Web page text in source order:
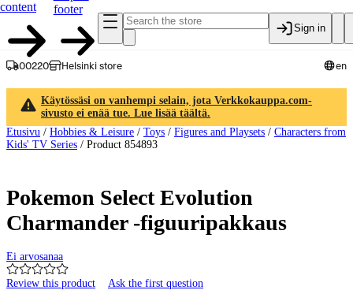
content
footer
Sign in
00220 Helsinki store en
Käytössäsi on vanhempi selain, jota Verkkokauppa.com-
sivusto ei enää tue. Lue lisää täältä.
Etusivu / Hobbies & Leisure / Toys / Figures and Playsets / Characters from
Kids' TV Series / Product 854893
Pokemon Select Evolution
Charmander -figuuripakkaus
Ei arvosanaa
Review this product Ask the first question